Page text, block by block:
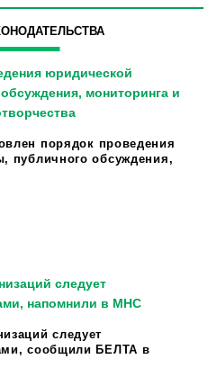
юридической
мониторинга и
порядок проведения
публичного обсуждения,
следует
напомнили в МНС
следует
сообщили БЕЛТА в